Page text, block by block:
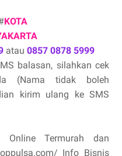
KOTA
atau 0857 0878 5999
balasan, silahkan cek
(Nama tidak boleh
kirim ulang ke SMS
Online Termurah dan
Info Bisnis